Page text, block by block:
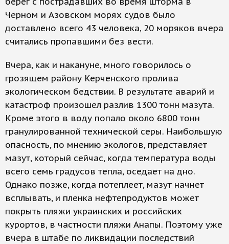
Черном и Азовском морях судов было
доставлено всего 43 человека, 20 моряков вчера
считались пропавшими без вести.
Вчера, как и накануне, много говорилось о
грозящем району Керченского пролива
экологическом бедствии. В результате аварий и
катастроф произошел разлив 1300 тонн мазута.
Кроме этого в воду попало около 6800 тонн
гранулированной технической серы. Наибольшую
опасность, по мнению экологов, представляет
мазут, который сейчас, когда температура воды
всего семь градусов тепла, оседает на дно.
Однако позже, когда потеплеет, мазут начнет
всплывать, и пленка нефтепродуктов может
покрыть пляжи украинских и российских
курортов, в частности пляжи Анапы. Поэтому уже
вчера в штабе по ликвидации последствий